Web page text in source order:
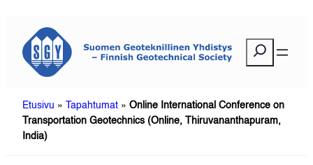
sisältöön
Etusivu » Tapahtumat » Online International Conference on
Transportation Geotechnics (Online, Thiruvananthapuram,
India)